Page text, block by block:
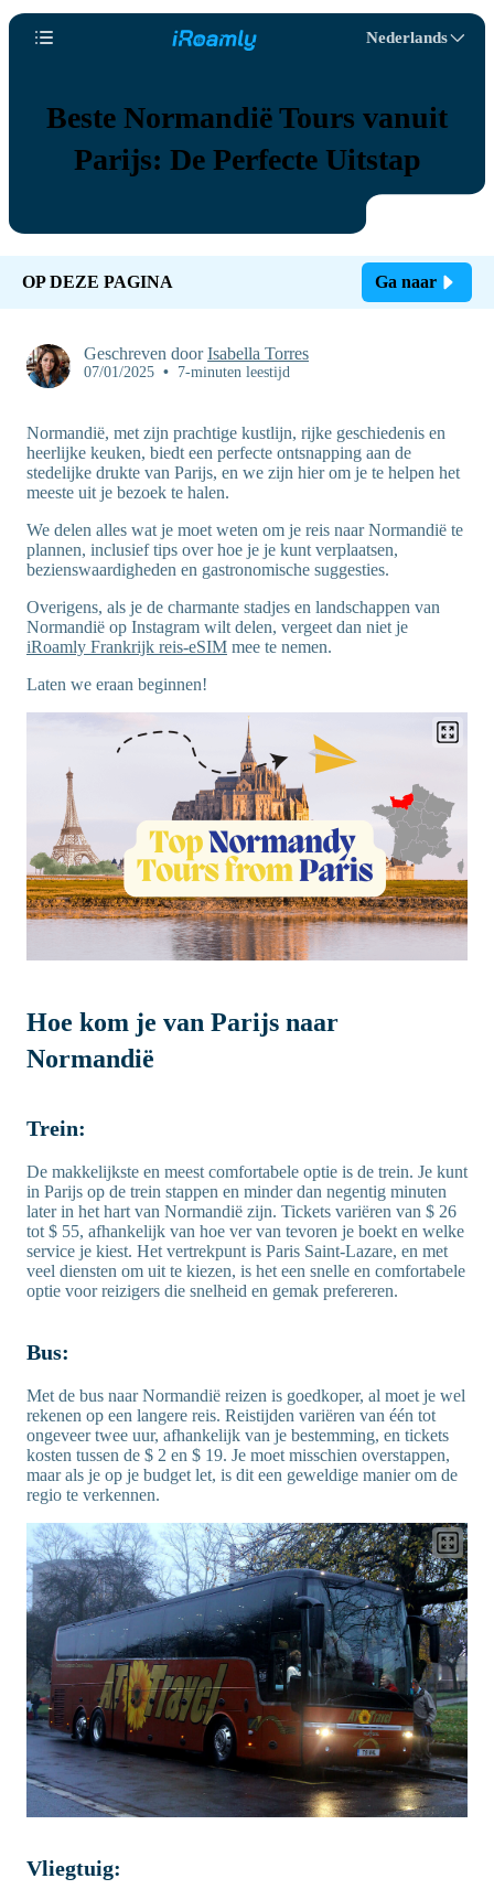
Nederlands
Beste Normandië Tours vanuit
Parijs: De Perfecte Uitstap
OP DEZE PAGINA Ga naar
Geschreven doorIsabella Torres
07/01/2025 • 7-minuten leestijd
Normandië, met zijn prachtige kustlijn, rijke geschiedenis en
heerlijke keuken, biedt een perfecte ontsnapping aan de
stedelijke drukte van Parijs, en we zijn hier om je te helpen het
meeste uit je bezoek te halen.
We delen alles wat je moet weten om je reis naar Normandië te
plannen, inclusief tips over hoe je je kunt verplaatsen,
bezienswaardigheden en gastronomische suggesties.
Overigens, als je de charmante stadjes en landschappen van
Normandië op Instagram wilt delen, vergeet dan niet je
iRoamly Frankrijk reis-eSIM mee te nemen.
Laten we eraan beginnen!
Hoe kom je van Parijs naar
Normandië
Trein:
De makkelijkste en meest comfortabele optie is de trein. Je kunt
in Parijs op de trein stappen en minder dan negentig minuten
later in het hart van Normandië zijn. Tickets variëren van $ 26
tot $ 55, afhankelijk van hoe ver van tevoren je boekt en welke
service je kiest. Het vertrekpunt is Paris Saint-Lazare, en met
veel diensten om uit te kiezen, is het een snelle en comfortabele
optie voor reizigers die snelheid en gemak prefereren.
Bus:
Met de bus naar Normandië reizen is goedkoper, al moet je wel
rekenen op een langere reis. Reistijden variëren van één tot
ongeveer twee uur, afhankelijk van je bestemming, en tickets
kosten tussen de $ 2 en $ 19. Je moet misschien overstappen,
maar als je op je budget let, is dit een geweldige manier om de
regio te verkennen.
Vliegtuig: